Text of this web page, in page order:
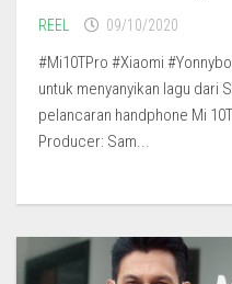
REEL 09/10/2020
#Mi10TPro #Xiaomi
untuk menyanyikan lagu dari
pelancaran handphone Mi
Producer: Sam...